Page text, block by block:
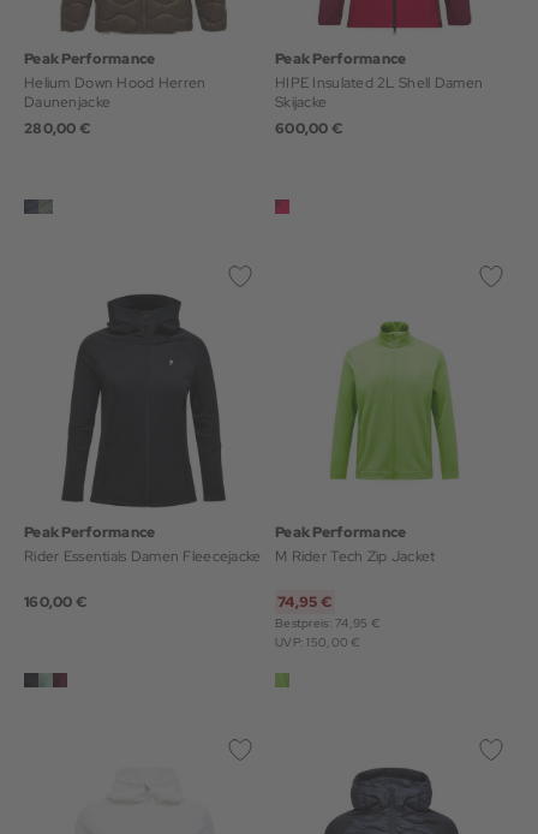
Peak Performance
Helium Down Hood Herren
Daunenjacke
280,00 €
Peak Performance
HIPE Insulated 2L Shell Damen
Skijacke
600,00 €
Peak Performance
Rider Essentials Damen Fleecejacke
160,00 €
Peak Performance
M Rider Tech Zip Jacket
74,95 €
Bestpreis: 74,95 €
UVP: 150,00 €